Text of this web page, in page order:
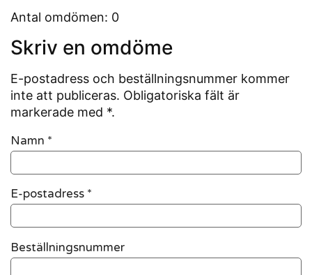
Antal omdömen: 0
Skriv en omdöme
E-postadress och beställningsnummer kommer
inte att publiceras. Obligatoriska fält är
markerade med *.
Namn *
E-postadress *
Beställningsnummer